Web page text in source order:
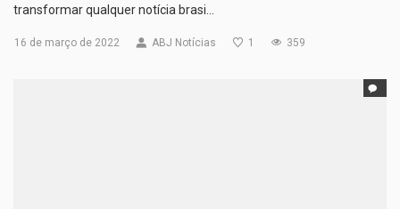
transformar qualquer notícia brasi…
16 de março de 2022 ABJ Notícias 1 359